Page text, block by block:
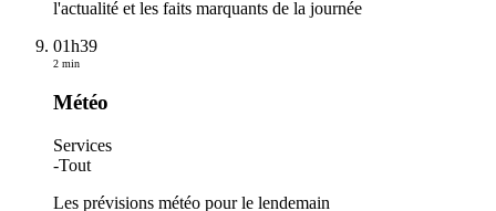
l'actualité et les faits marquants de la journée
01h39
2 min
Météo
Services
-Tout
Les prévisions météo pour le lendemain